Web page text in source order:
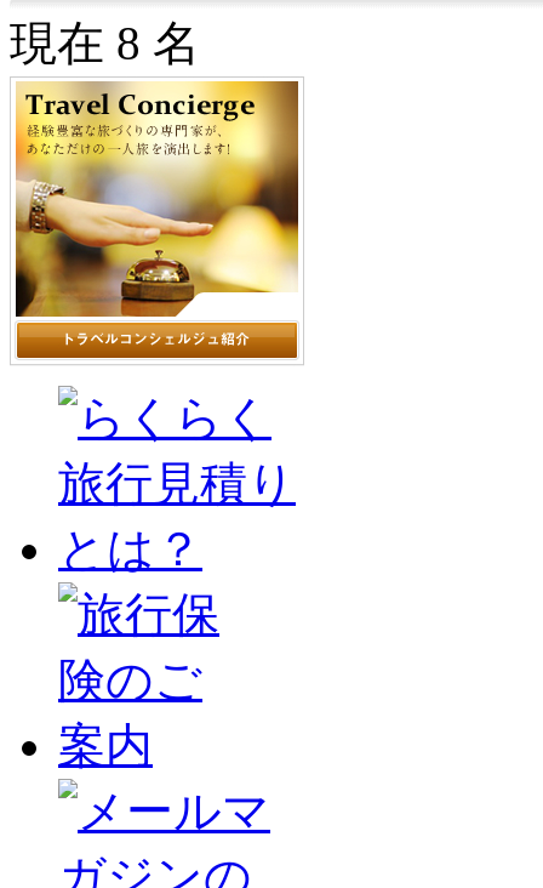
現在 8 名